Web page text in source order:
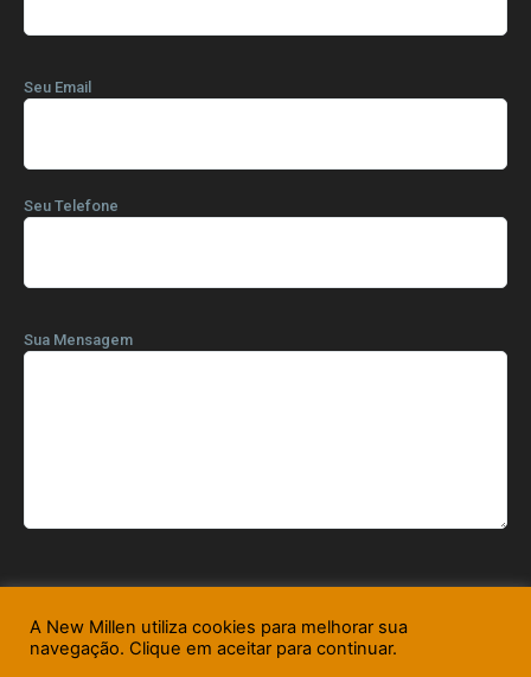
Seu Email
Seu Telefone
Sua Mensagem
A New Millen utiliza cookies para melhorar sua
navegação. Clique em aceitar para continuar.